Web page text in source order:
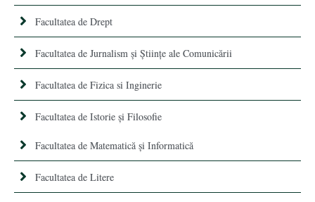
Facultatea de Drept
Facultatea de Jurnalism şi Ştiinţe ale Comunicării
Facultatea de Fizica si Inginerie
Facultatea de Istorie şi Filosofie
Facultatea de Matematică şi Informatică
Facultatea de Litere